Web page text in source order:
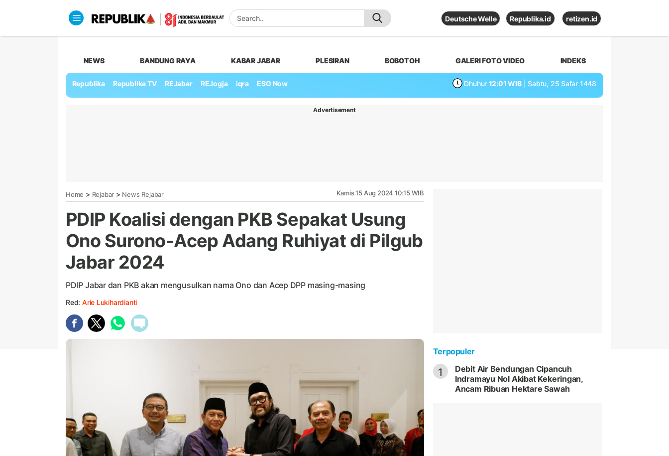
Deutsche Welle Republika.id retizen.id
NEWS BANDUNG RAYA KABAR JABAR PLESIRAN BOBOTOH GALERI FOTO VIDEO INDEKS
Republika Republika TV REJabar REJogja iqra ESG Now Dhuhur 12:01 WIB | Sabtu, 25 Safar 1448
Advertisement
Home > Rejabar > News Rejabar Kamis 15 Aug 2024 10:15 WIB
PDIP Koalisi dengan PKB Sepakat Usung
Ono Surono-Acep Adang Ruhiyat di Pilgub
Jabar 2024
PDIP Jabar dan PKB akan mengusulkan nama Ono dan Acep DPP masing-masing
Red: Arie Lukihardianti
Terpopuler
1
Debit Air Bendungan Cipancuh
Indramayu Nol Akibat Kekeringan,
Ancam Ribuan Hektare Sawah